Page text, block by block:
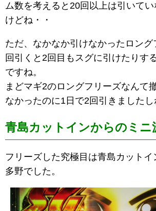
ム数を考えると20回以上は引いて
けどね・・
ただ、なかなか引けなかったロング
回引くと2回目もスグに引けたりす
ですね。
まどマギ2のロングフリーズなんて
なかったのに1日で2回引きましたし
青島カットインからのミニ
フリーズした究極目は青島カット
多野でした。